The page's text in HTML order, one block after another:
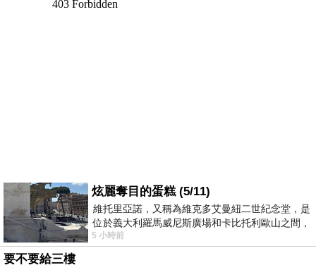
炫麗奪目的蛋糕 (5/11)
維托里亞諾，又稱為維克多艾曼紐二世紀念堂，是
位於義大利羅馬威尼斯廣場和卡比托利歐山之間，
用以紀念統一義大利統一後的的第一位國
5 小時前
要不要給三樓